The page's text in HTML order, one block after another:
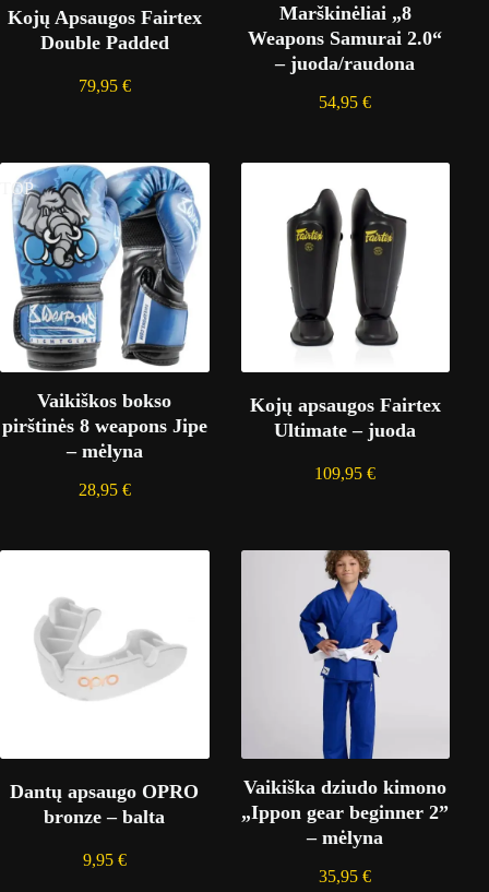
Kojų Apsaugos Fairtex
Double Padded
79,95 €
Marškinėliai „8
Weapons Samurai 2.0“
– juoda/raudona
54,95€
TOP
Vaikiškos bokso
pirštinės 8 weapons Jipe
– mėlyna
28,95 €
Kojų apsaugos Fairtex
Ultimate – juoda
109,95€
Dantų apsaugo OPRO
bronze – balta
9,95 €
Vaikiška dziudo kimono
„Ippon gear beginner 2”
– mėlyna
35,95€